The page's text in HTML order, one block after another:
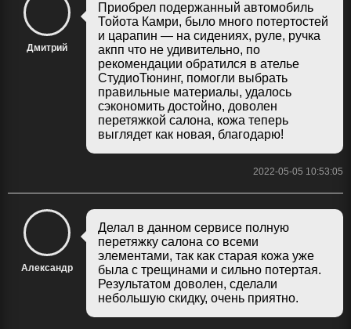
Дмитрий
Приобрел подержанный автомобиль
Тойота Камри, было много потертостей
и царапин — на сидениях, руле, ручка
акпп что не удивительно, по
рекомендации обратился в ателье
СтудиоТюнинг, помогли выбрать
правильные материалы, удалось
сэкономить достойно, доволен
перетяжкой салона, кожа теперь
выглядет как новая, благодарю!
2022-05-05 10:53:05
Александр
Делал в данном сервисе полную
перетяжку салона со всеми
элементами, так как старая кожа уже
была с трещинами и сильно потертая.
Результатом доволен, сделали
небольшую скидку, очень приятно.